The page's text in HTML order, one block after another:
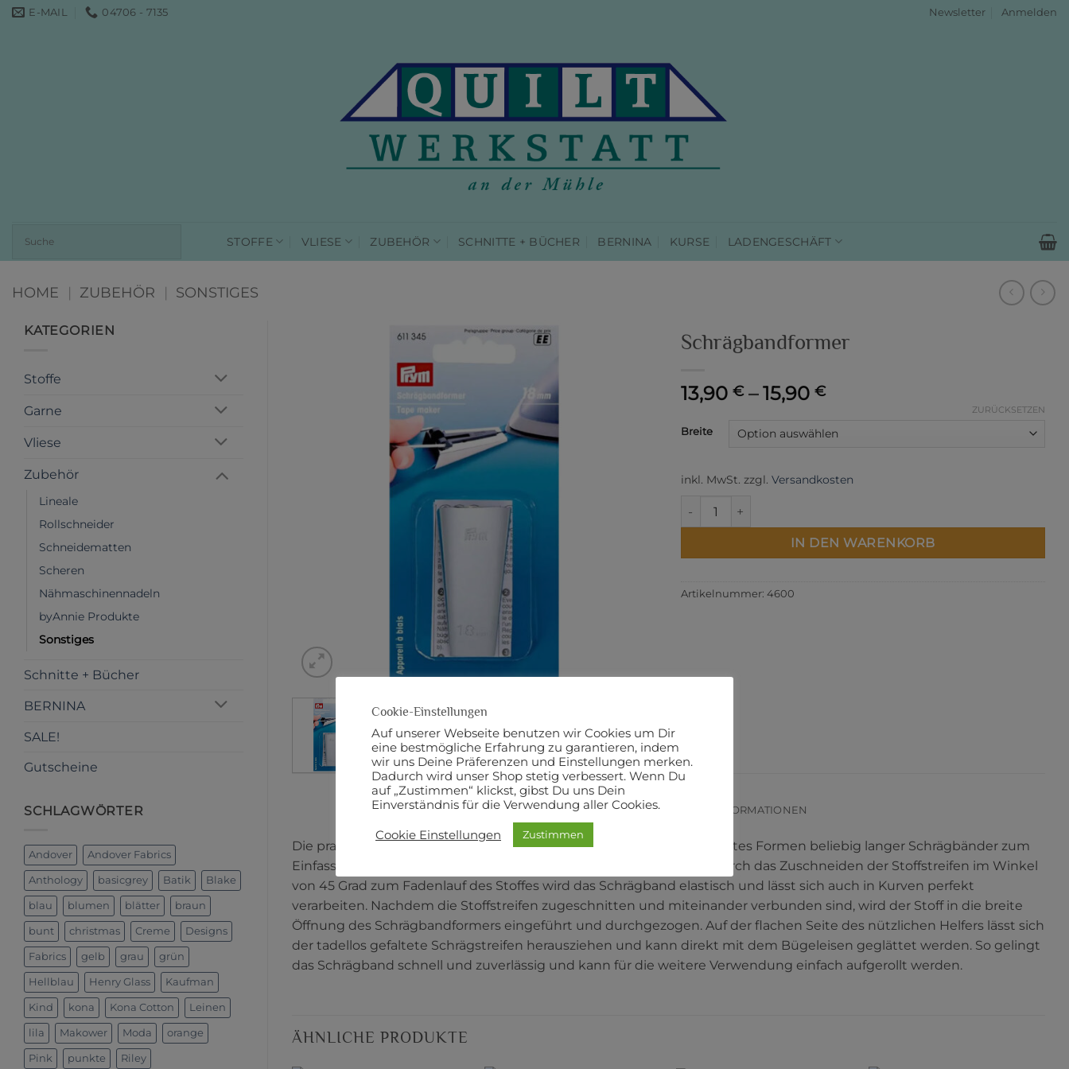
Zum E-MAIL 04706 - 7135 Newsletter Anmelden
STOFFE VLIESE ZUBEHÖR SCHNITTE + BÜCHER BERNINA KURSE LADENGESCHÄFT
HOME | ZUBEHÖR | SONSTIGES
KATEGORIEN
Stoffe
Garne
Vliese
Zubehör
Lineale
Rollschneider
Schneidematten
Scheren
Nähmaschinennadeln
byAnnie Produkte
Sonstiges
Schnitte + Bücher
BERNINA
SALE!
Gutscheine
SCHLAGWÖRTER
Andover Andover Fabrics
Anthology basicgrey Batik Blake
blau blumen blätter braun
bunt christmas Creme Designs
Fabrics gelb grau grün
Hellblau Henry Glass Kaufman
Kind kona Kona Cotton Leinen
lila Makower Moda orange
Pink punkte Riley
Schrägbandformer
13,90 €–15,90 €
Breite
ZURÜCKSETZEN
inkl. MwSt. zzgl. Versandkosten
IN DEN WARENKORB
Artikelnummer: 4600
BESCHREIBUNG ZUSÄTZLICHE INFORMATIONEN
Die praktischen Schrägbandformer von Prym ermöglichen ein perfektes Formen beliebig langer Schrägbänder zum
Einfassen jeglicher Stoffkanten oder auch von Patchworkdecken. Durch das Zuschneiden der Stoffstreifen im Winkel
von 45 Grad zum Fadenlauf des Stoffes wird das Schrägband elastisch und lässt sich auch in Kurven perfekt
verarbeiten. Nachdem die Stoffstreifen zugeschnitten und miteinander verbunden sind, wird der Stoff in die breite
Öffnung des Schrägbandformers eingeführt und durchgezogen. Auf der flachen Seite des nützlichen Helfers lässt sich
der tadellos gefaltete Schrägstreifen herausziehen und kann direkt mit dem Bügeleisen geglättet werden. So gelingt
das Schrägband schnell und zuverlässig und kann für die weitere Verwendung einfach aufgerollt werden.
ÄHNLICHE PRODUKTE
Cookie-Einstellungen
Auf unserer Webseite benutzen wir Cookies um Dir
eine bestmögliche Erfahrung zu garantieren, indem
wir uns Deine Präferenzen und Einstellungen merken.
Dadurch wird unser Shop stetig verbessert. Wenn Du
auf „Zustimmen“ klickst, gibst Du uns Dein
Einverständnis für die Verwendung aller Cookies.
Cookie Einstellungen Zustimmen